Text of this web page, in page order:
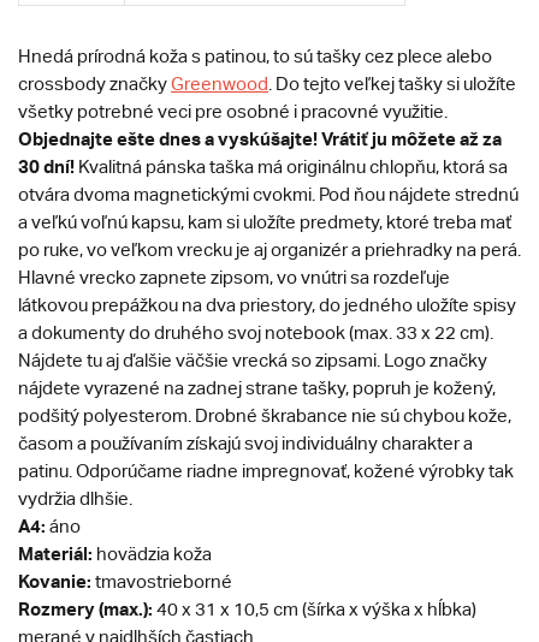
Hnedá prírodná koža s patinou, to sú tašky cez plece alebo
crossbody značkyGreenwood . Do tejto veľkej tašky si uložíte
všetky potrebné veci pre osobné i pracovné využitie.
Objednajte ešte dnes a vyskúšajte! Vrátiť ju môžete až za
30 dní! Kvalitná pánska taška má originálnu chlopňu, ktorá sa
otvára dvoma magnetickými cvokmi. Pod ňou nájdete strednú
a veľkú voľnú kapsu, kam si uložíte predmety, ktoré treba mať
po ruke, vo veľkom vrecku je aj organizér a priehradky na perá.
Hlavné vrecko zapnete zipsom, vo vnútri sa rozdeľuje
látkovou prepážkou na dva priestory, do jedného uložíte spisy
a dokumenty do druhého svoj notebook (max. 33 x 22 cm).
Nájdete tu aj ďalšie väčšie vrecká so zipsami. Logo značky
nájdete vyrazené na zadnej strane tašky, popruh je kožený,
podšitý polyesterom. Drobné škrabance nie sú chybou kože,
časom a používaním získajú svoj individuálny charakter a
patinu. Odporúčame riadne impregnovať, kožené výrobky tak
vydržia dlhšie.
A4: áno
Materiál: hovädzia koža
Kovanie: tmavostrieborné
Rozmery (max.): 40 x 31 x 10,5 cm (šírka x výška x hĺbka)
merané v najdlhších častiach